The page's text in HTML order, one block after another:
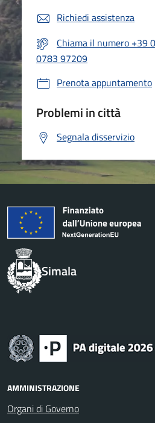
Richiedi assistenza
Chiama il numero +39
0783 97209
Prenota appuntamento
Problemi in città
Segnala disservizio
Simala
AMMINISTRAZIONE
Organi di Governo